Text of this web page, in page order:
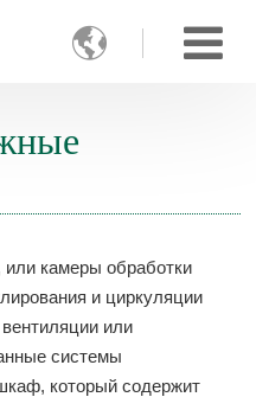

камеры обработки
и циркуляции
или
системы
который содержит